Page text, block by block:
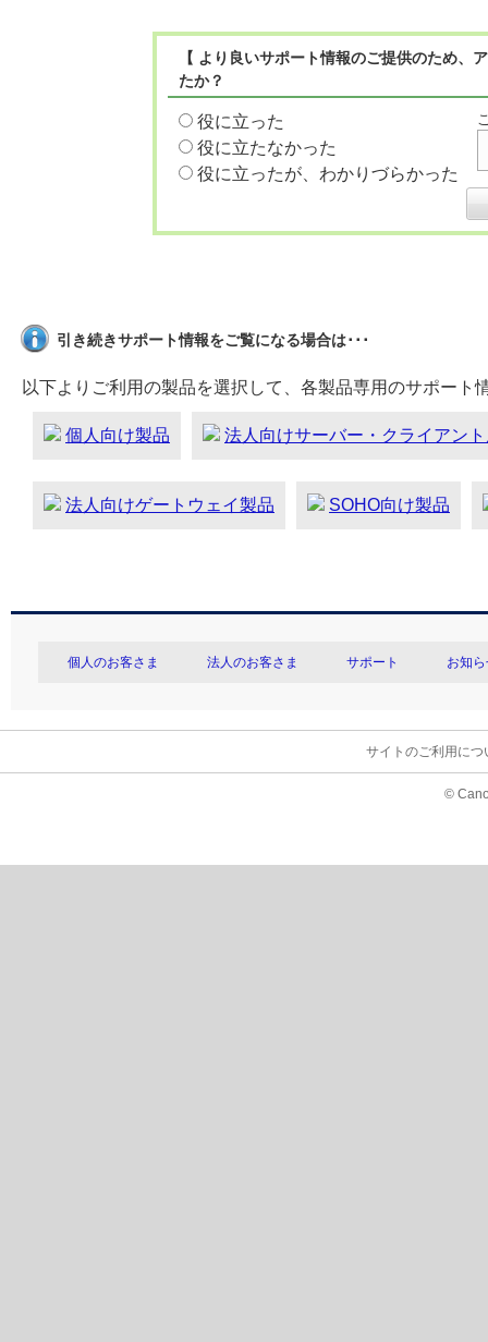
【 より良いサポート情報のご提供のため
たか？
役に立った
役に立たなかった
役に立ったが、わかりづらかった
引き続きサポート情報をご覧になる場合は･･･
以下よりご利用の製品を選択して、各製品専用のサポート
個人向け製品 法人向けサーバー・クライアン
法人向けゲートウェイ製品 SOHO向け製品
個人のお客さま 法人のお客さま サポート お知
サイトのご利用につ
©